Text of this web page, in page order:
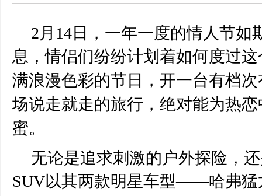
2月14日，一年一度的情人节
息，情侣们纷纷计划着如何度过
满浪漫色彩的节日，开一台有档
场说走就走的旅行，绝对能为热
蜜。
无论是追求刺激的户外探险，
SUV以其两款明星车型——哈弗猛